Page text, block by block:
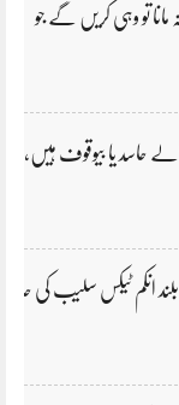
تو وہی کریں گے جو
حاسد یا بیوقوف ہیں،
انکم ٹیکس سلیب کی حد